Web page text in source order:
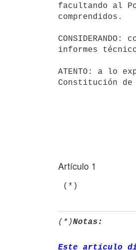
facultando al
comprendidos.
informes
ATENTO: a lo
Constitución
Artículo 1
(*)
(*)Notas:
Este artículo